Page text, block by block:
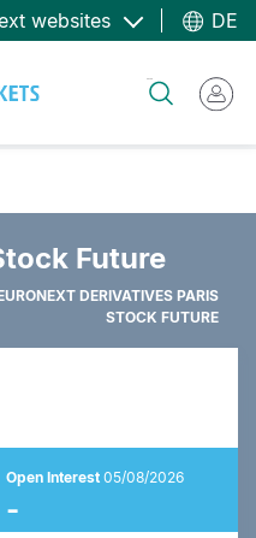
websites DE
Future
DERIVATIVES PARIS
STOCK FUTURE
Open Interest05/08/2026
-